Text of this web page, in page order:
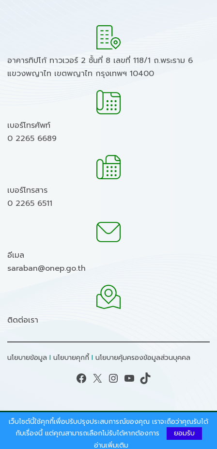
อาคารทิปโก้ ทาวเวอร์ 2 ชั้นที่ 8 เลขที่ 118/1 ถ.พระราม 6
แขวงพญาไท เขตพญาไท กรุงเทพฯ 10400
เบอร์โทรศัพท์
0 2265 6689
เบอร์โทรสาร
0 2265 6511
อีเมล
saraban@onep.go.th
ติดต่อเรา
นโยบายข้อมูล I นโยบายคุกกี้I นโยบายคุ้มครองข้อมูลส่วนบุคคล
Facebook X Instagram YouTube TikTok
สงวนลิขสิทธิ์ © 2026 - สำนักงานนโยบายและแผน
ทรัพยากรธรรมชาติและสิ่งแวดล้อม.
เว็บไซต์นี้ใช้คุกกี้เพื่อปรับปรุงประสบการณ์ของคุณ เราจะถือว่าคุณรับได้
กับเรื่องนี้ แต่คุณสามารถเลือกไม่รับได้หากต้องการ
ยอมรับ
อ่านเพิ่มเติม